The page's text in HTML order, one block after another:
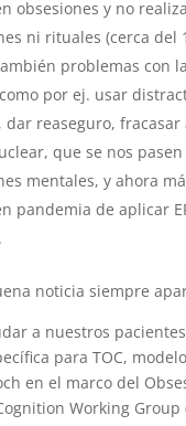
obsesiones y no
ni rituales (cerca del
problemas con
por ej. usar
dar reaseguro, fracasar
que se nos
mentales, y ahora
pandemia de aplicar
noticia siempre
a nuestros
para TOC,
en el marco del
Working Group